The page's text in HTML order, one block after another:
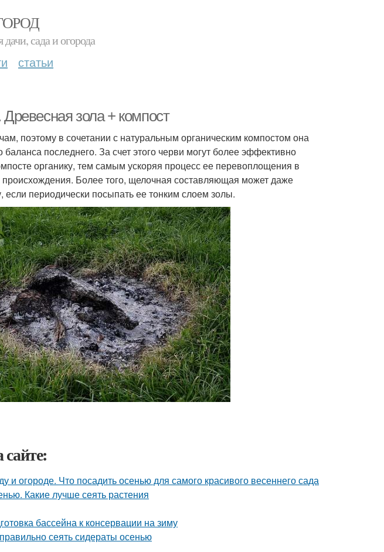
сада и огорода
статьи
зола + компост
поэтому в сочетании с натуральным органическим компостом она
баланса последнего. За счет этого черви могут более эффективно
органику, тем самым ускоряя процесс ее перевоплощения в
происхождения. Более того, щелочная составляющая может даже
если периодически посыпать ее тонким слоем золы.
и огороде. Что посадить осенью для самого красивого весеннего сада
Какие лучше сеять растения
бассейна к консервации на зиму
сеять сидераты осенью